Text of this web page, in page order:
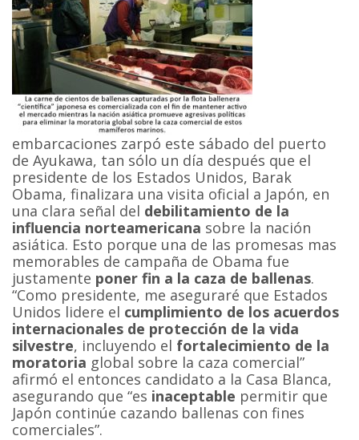
embarcaciones zarpó este sábado del puerto
de Ayukawa, tan sólo un día después que el
presidente de los Estados Unidos, Barak
Obama, finalizara una visita oficial a Japón, en
una clara señal del debilitamiento de la
influencia norteamericana sobre la nación
asiática. Esto porque una de las promesas mas
memorables de campaña de Obama fue
justamente poner fin a la caza de ballenas.
“Como presidente, me aseguraré que Estados
Unidos lidere el cumplimiento de los acuerdos
internacionales de protección de la vida
silvestre, incluyendo el fortalecimiento de la
moratoria global sobre la caza comercial”
afirmó el entonces candidato a la Casa Blanca,
asegurando que “es inaceptable permitir que
Japón continúe cazando ballenas con fines
comerciales”.